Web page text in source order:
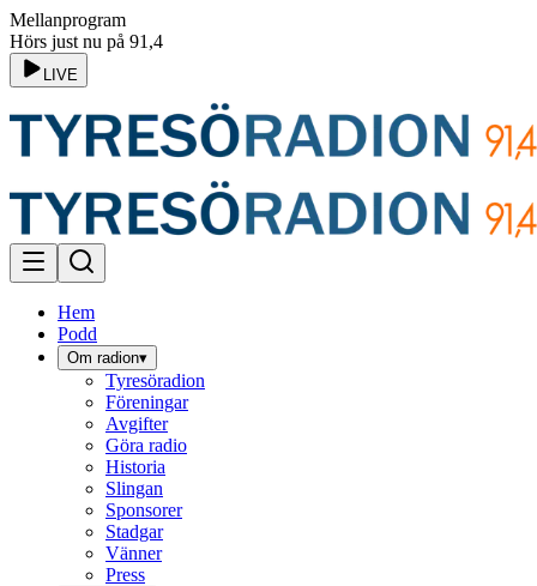
Mellanprogram
Hörs just nu på 91,4
LIVE
Hem
Podd
Om radion▾
Tyresöradion
Föreningar
Avgifter
Göra radio
Historia
Slingan
Sponsorer
Stadgar
Vänner
Press